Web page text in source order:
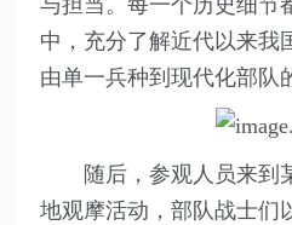
与担当。每一个历史细节
中，充分了解近代以来我
由单一兵种到现代化部队
随后，参观人员来到
地观摩活动，部队战士们